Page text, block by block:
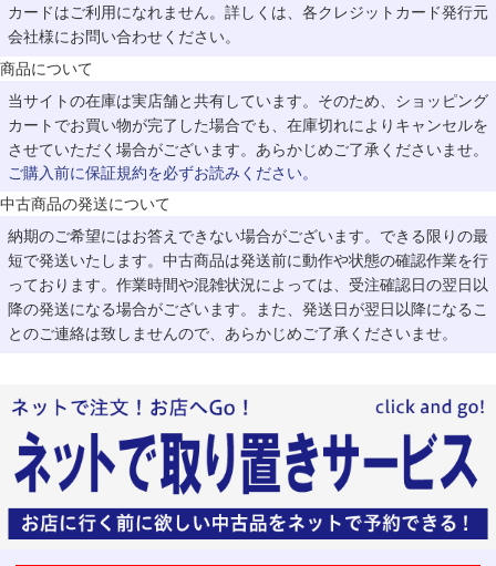
カードはご利用になれません。詳しくは、各クレジットカード発行元
会社様にお問い合わせください。
商品について
当サイトの在庫は実店舗と共有しています。そのため、ショッピング
カートでお買い物が完了した場合でも、在庫切れによりキャンセルを
させていただく場合がございます。あらかじめご了承くださいませ。
ご購入前に保証規約を必ずお読みください。
中古商品の発送について
納期のご希望にはお答えできない場合がございます。できる限りの最
短で発送いたします。中古商品は発送前に動作や状態の確認作業を行
っております。作業時間や混雑状況によっては、受注確認日の翌日以
降の発送になる場合がございます。また、発送日が翌日以降になるこ
とのご連絡は致しませんので、あらかじめご了承くださいませ。